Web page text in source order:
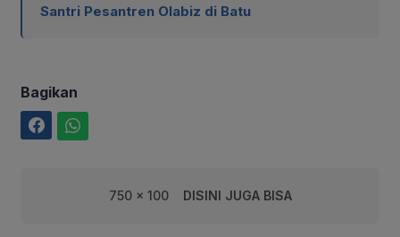
Santri Pesantren Olabiz di Batu
Bagikan
750 x 100 DISINI JUGA BISA